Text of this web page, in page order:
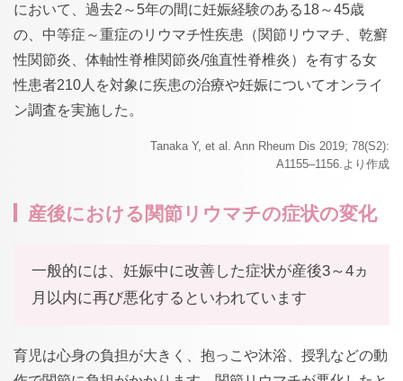
において、過去2～5年の間に妊娠経験のある18～45歳
の、中等症～重症のリウマチ性疾患（関節リウマチ、乾癬
性関節炎、体軸性脊椎関節炎/強直性脊椎炎）を有する女
性患者210人を対象に疾患の治療や妊娠についてオンライ
ン調査を実施した。
Tanaka Y, et al. Ann Rheum Dis 2019; 78(S2):
A1155–1156.より作成
産後における関節リウマチの症状の変化
一般的には、妊娠中に改善した症状が産後3～4ヵ
月以内に再び悪化するといわれています
育児は心身の負担が大きく、抱っこや沐浴、授乳などの動